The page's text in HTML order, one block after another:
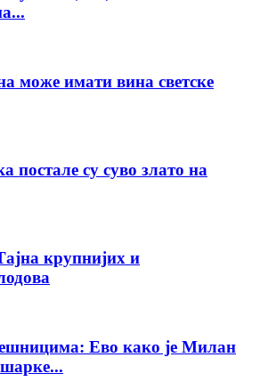
може имати вина светске
постале су суво злато на
крупнијих и
Ево како је Милан